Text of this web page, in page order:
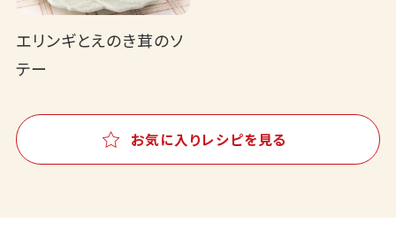
エリンギとえのき茸のソ
テー
お気に入りレシピを見る